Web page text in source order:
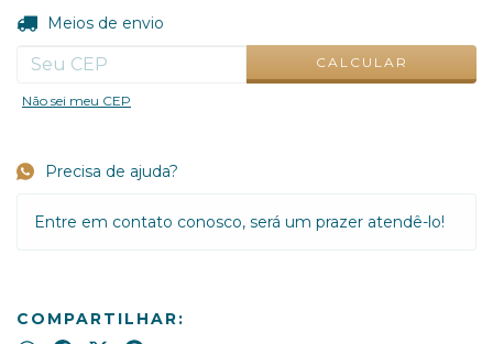
Entregas para o CEP:
Meios de envio
CALCULAR
Não sei meu CEP
Precisa de ajuda?
Entre em contato conosco, será um prazer atendê-lo!
COMPARTILHAR: